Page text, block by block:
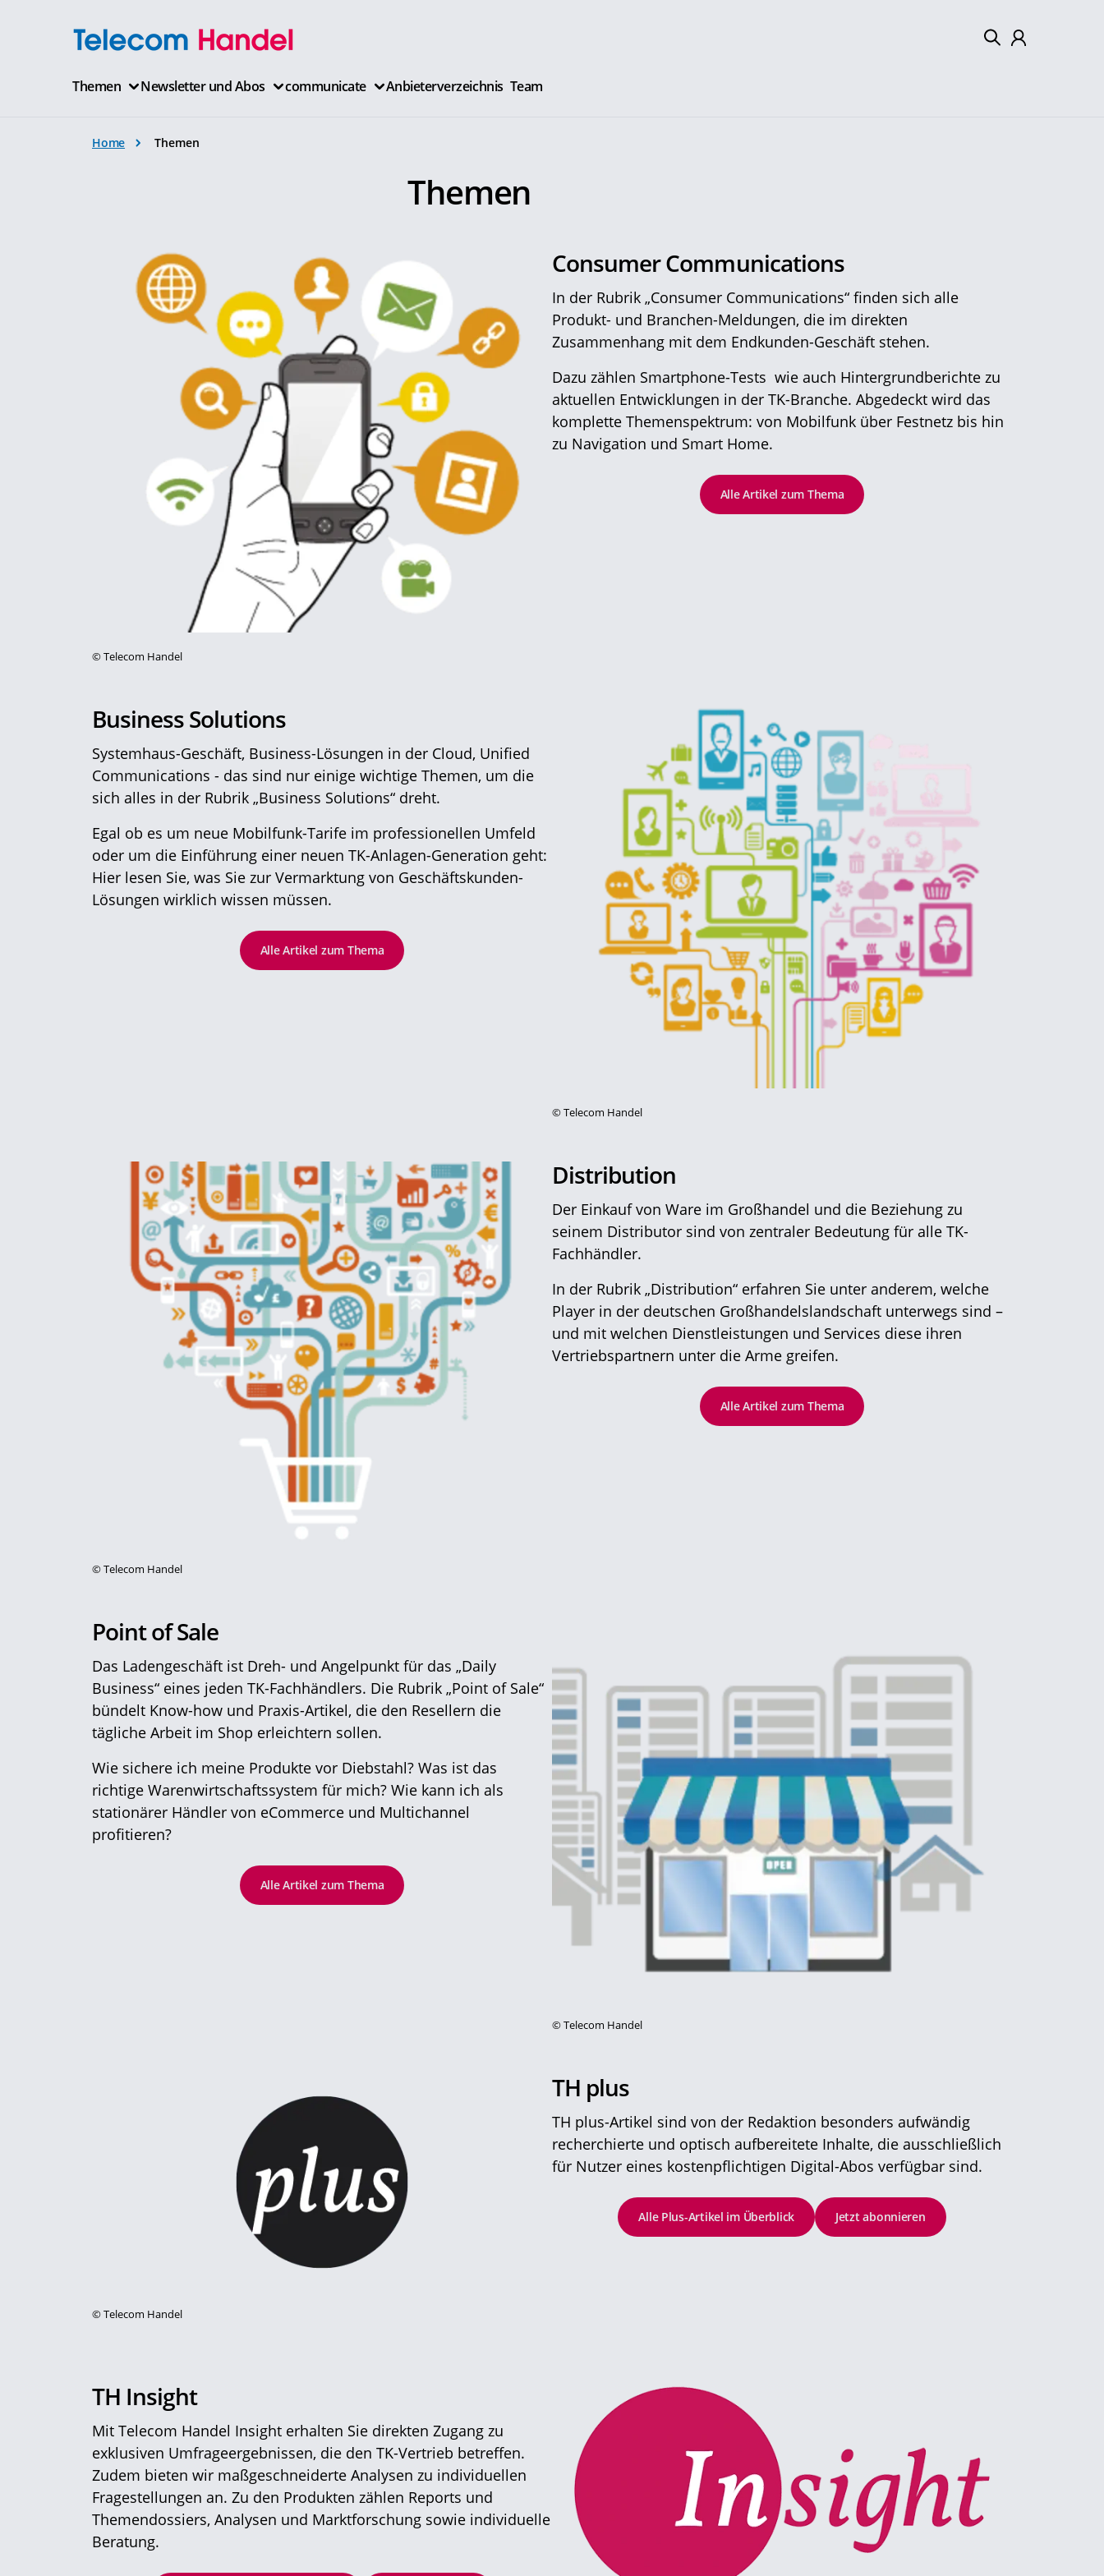
Themen Newsletter und Abos communicate Anbieterverzeichnis Team
Home Themen
Themen
©Telecom Handel
Consumer Communications
In der Rubrik „Consumer Communications“ finden sich alle
Produkt- und Branchen-Meldungen, die im direkten
Zusammenhang mit dem Endkunden-Geschäft stehen.
Dazu zählen Smartphone-Tests wie auch Hintergrundberichte zu
aktuellen Entwicklungen in der TK-Branche. Abgedeckt wird das
komplette Themenspektrum: von Mobilfunk über Festnetz bis hin
zu Navigation und Smart Home.
Alle Artikel zum Thema
©Telecom Handel
Business Solutions
Systemhaus-Geschäft, Business-Lösungen in der Cloud, Unified
Communications - das sind nur einige wichtige Themen, um die
sich alles in der Rubrik „Business Solutions“ dreht.
Egal ob es um neue Mobilfunk-Tarife im professionellen Umfeld
oder um die Einführung einer neuen TK-Anlagen-Generation geht:
Hier lesen Sie, was Sie zur Vermarktung von Geschäftskunden-
Lösungen wirklich wissen müssen.
Alle Artikel zum Thema
©Telecom Handel
Distribution
Der Einkauf von Ware im Großhandel und die Beziehung zu
seinem Distributor sind von zentraler Bedeutung für alle TK-
Fachhändler.
In der Rubrik „Distribution“ erfahren Sie unter anderem, welche
Player in der deutschen Großhandelslandschaft unterwegs sind –
und mit welchen Dienstleistungen und Services diese ihren
Vertriebspartnern unter die Arme greifen.
Alle Artikel zum Thema
©Telecom Handel
Point of Sale
Das Ladengeschäft ist Dreh- und Angelpunkt für das „Daily
Business“ eines jeden TK-Fachhändlers. Die Rubrik „Point of Sale“
bündelt Know-how und Praxis-Artikel, die den Resellern die
tägliche Arbeit im Shop erleichtern sollen.
Wie sichere ich meine Produkte vor Diebstahl? Was ist das
richtige Warenwirtschaftssystem für mich? Wie kann ich als
stationärer Händler von eCommerce und Multichannel
profitieren?
Alle Artikel zum Thema
©Telecom Handel
TH plus
TH plus-Artikel sind von der Redaktion besonders aufwändig
recherchierte und optisch aufbereitete Inhalte, die ausschließlich
für Nutzer eines kostenpflichtigen Digital-Abos verfügbar sind.
Alle Plus-Artikel im Überblick Jetzt abonnieren
TH Insight
Mit Telecom Handel Insight erhalten Sie direkten Zugang zu
exklusiven Umfrageergebnissen, die den TK-Vertrieb betreffen.
Zudem bieten wir maßgeschneiderte Analysen zu individuellen
Fragestellungen an. Zu den Produkten zählen Reports und
Themendossiers, Analysen und Marktforschung sowie individuelle
Beratung.